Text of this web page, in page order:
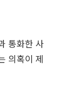
통화한 사
의혹이 제